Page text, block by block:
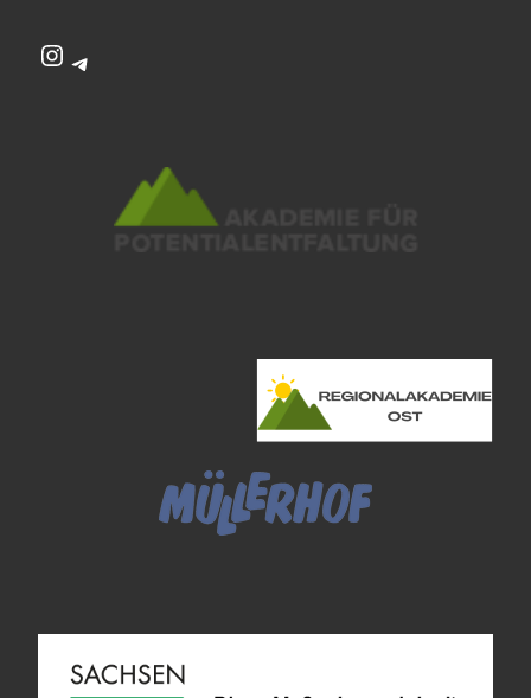
Instagram
Telegram